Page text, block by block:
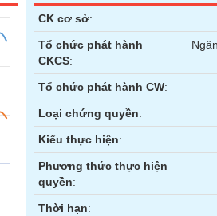
CK cơ sở:
Tổ chức phát hành
CKCS:
Tổ chức phát hành CW:
Loại chứng quyền:
Kiểu thực hiện:
Phương thức thực hiện
quyền:
Thời hạn: